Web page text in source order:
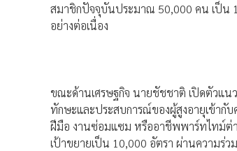
สมาชิกปัจจุบันประมาณ 50,000 คน เป็น
อย่างต่อเนื่อง
ขณะด้านเศรษฐกิจ นายชัชชาติ เปิดตัวแน
ทักษะและประสบการณ์ของผู้สูงอายุเข้ากั
ฝีมือ งานซ่อมแซม หรืออาชีพพาร์ทไทม์ต่า
เป้าขยายเป็น 10,000 อัตรา ผ่านความร่